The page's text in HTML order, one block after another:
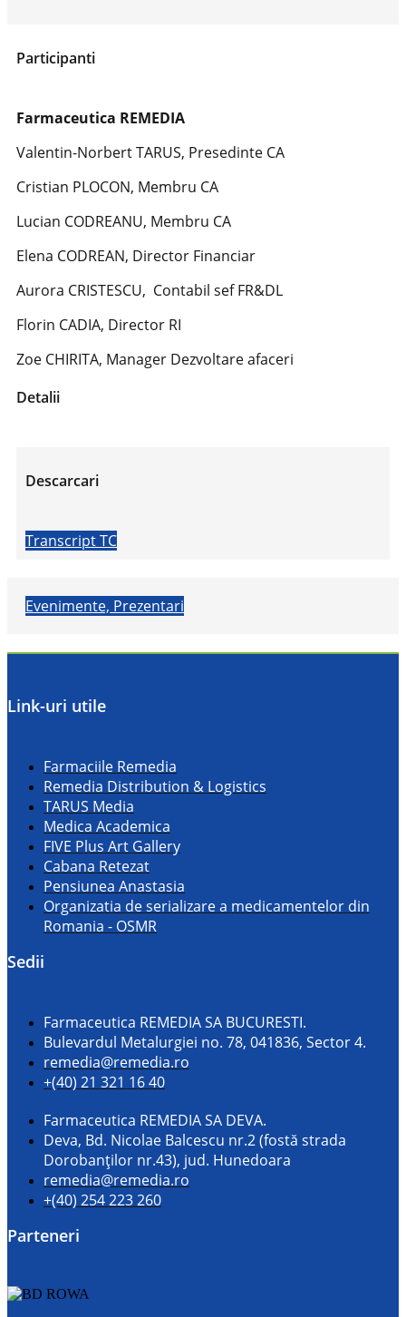
Participanti
Farmaceutica REMEDIA
Valentin-Norbert TARUS, Presedinte CA
Cristian PLOCON, Membru CA
Lucian CODREANU, Membru CA
Elena CODREAN, Director Financiar
Aurora CRISTESCU, Contabil sef FR&DL
Florin CADIA, Director RI
Zoe CHIRITA, Manager Dezvoltare afaceri
Detalii
Descarcari
Transcript TC
Evenimente, Prezentari
Link-uri utile
Farmaciile Remedia
Remedia Distribution & Logistics
TARUS Media
Medica Academica
FIVE Plus Art Gallery
Cabana Retezat
Pensiunea Anastasia
Organizatia de serializare a medicamentelor din
Romania - OSMR
Sedii
Farmaceutica REMEDIA SA BUCURESTI.
Bulevardul Metalurgiei no. 78, 041836, Sector 4.
remedia@remedia.ro
+(40) 21 321 16 40
Farmaceutica REMEDIA SA DEVA.
Deva, Bd. Nicolae Balcescu nr.2 (fostă strada
Dorobanților nr.43), jud. Hunedoara
remedia@remedia.ro
+(40) 254 223 260
Parteneri